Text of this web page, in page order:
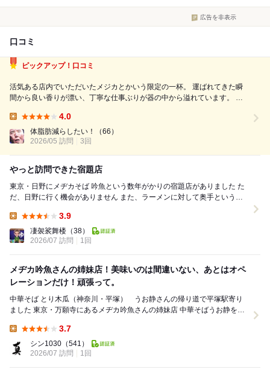
広告を非表示
口コミ
ピックアップ！口コミ
活気ある店内でいただいたメジカとかいう限定の一杯。 運ばれてきた瞬
間から良い香りが漂い、丁寧な仕事ぶりが器の中から溢れています。 チ
並ぶ時間はかかりますが、その先に待っている感動はひとしお。贅沢なラ
ンチタイムになりました。 ...
4.0
体脂肪減らしたい！
（66）
2026/05 訪問
3回
やっと訪問できた宿題店
東京・日野にメヂカそば 吟魚という数年がかりの宿題店がありました た
だ、日野に行く機会がありません また、ラーメンに対して奥手というの
3.9
凄袈裟舞楼 （38）
2026/07 訪問
1回
メヂカ吟魚さんの姉妹店！美味いのは間違いない、あとはオペ
レーションだけ！頑張って。
中華そば とり木瓜（神奈川・平塚） うお静さんの帰り道で平塚駅寄り
ました 東京・万願寺にあるメヂカ吟魚さんの姉妹店 中華そばうお静を引
3.7
シン1030 （541）
2026/07 訪問
1回